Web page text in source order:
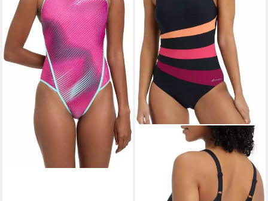
28,49 €
lieferbar - in 5-6 Werktagen bei dir
ENERGETICS
Badeanzug Da.-Badeanzug
F&S Felice II W
29,99 €